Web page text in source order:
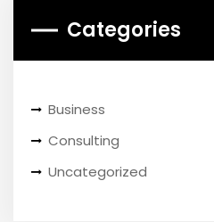
Categories
Business
Consulting
Uncategorized